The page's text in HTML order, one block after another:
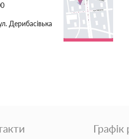
Дерибасівька